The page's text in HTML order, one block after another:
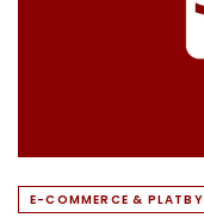
E-COMMERCE & PLATBY